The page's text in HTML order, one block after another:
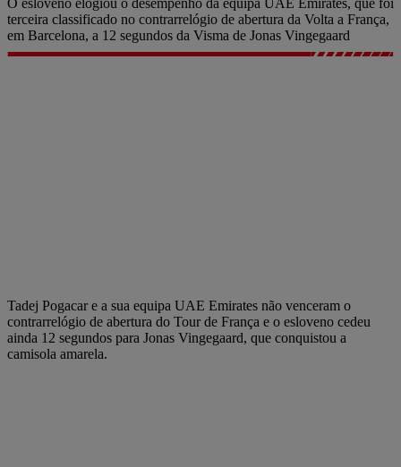
terceira classificado no contrarrelógio de abertura da Volta a França,
em Barcelona, a 12 segundos da Visma de Jonas Vingegaard
Tadej Pogacar e a sua equipa UAE Emirates não venceram o
contrarrelógio de abertura do Tour de França e o esloveno cedeu
ainda 12 segundos para Jonas Vingegaard, que conquistou a
camisola amarela.